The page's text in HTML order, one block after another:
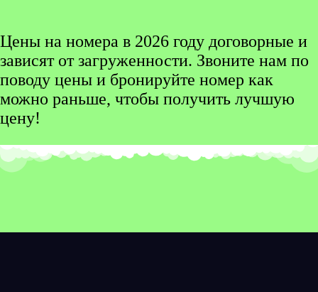
Цены на номера в 2026 году договорные и
зависят от загруженности. Звоните нам по
поводу цены и бронируйте номер как
можно раньше, чтобы получить лучшую
цену!